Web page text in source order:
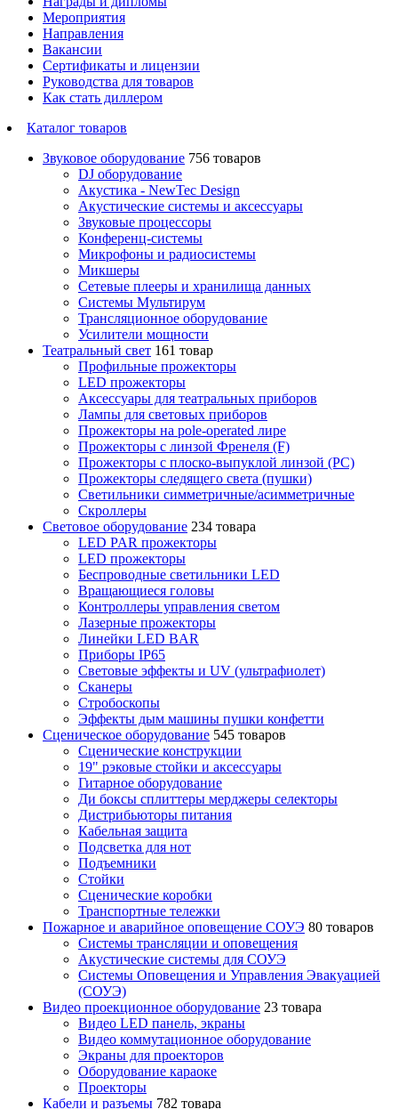
Мероприятия
Направления
Вакансии
Сертификаты и лицензии
Руководства для товаров
Как стать диллером
Каталог товаров
Звуковое оборудование 756 товаров
DJ оборудование
Акустика - NewTec Design
Акустические системы и аксессуары
Звуковые процессоры
Конференц-системы
Микрофоны и радиосистемы
Микшеры
Сетевые плееры и хранилища данных
Системы Мультирум
Трансляционное оборудование
Усилители мощности
Театральный свет 161 товар
Профильные прожекторы
LED прожекторы
Аксессуары для театральных приборов
Лампы для световых приборов
Прожекторы на pole-operated лире
Прожекторы с линзой Френеля (F)
Прожекторы с плоско-выпуклой линзой (PC)
Прожекторы следящего света (пушки)
Светильники симметричные/асимметричные
Скроллеры
Световое оборудование 234 товара
LED PAR прожекторы
LED прожекторы
Беспроводные светильники LED
Вращающиеся головы
Контроллеры управления светом
Лазерные прожекторы
Линейки LED BAR
Приборы IP65
Световые эффекты и UV (ультрафиолет)
Сканеры
Стробоскопы
Эффекты дым машины пушки конфетти
Сценическое оборудование 545 товаров
Сценические конструкции
19" рэковые стойки и аксесcуары
Гитарное оборудование
Ди боксы сплиттеры мерджеры селекторы
Дистрибьюторы питания
Кабельная защита
Подсветка для нот
Подъемники
Стойки
Сценические коробки
Транспортные тележки
Пожарное и аварийное оповещение СОУЭ 80 товаров
Cистемы трансляции и оповещения
Акустические системы для СОУЭ
Системы Оповещения и Управления Эвакуацией
(СОУЭ)
Видео проекционное оборудование 23 товара
Видео LED панель, экраны
Видео коммутационное оборудование
Экраны для проекторов
Оборудование караоке
Проекторы
Кабели и разъемы 782 товара